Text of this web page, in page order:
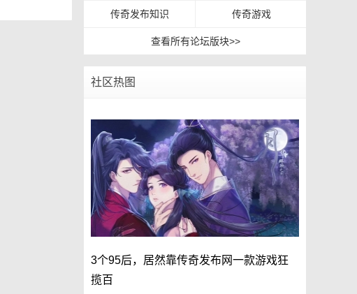
传奇发布知识 传奇游戏
查看所有论坛版块>>
社区热图
3个95后，居然靠传奇发布网一款游戏狂
揽百